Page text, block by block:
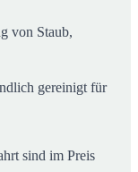
von Staub,
gereinigt für
sind im Preis